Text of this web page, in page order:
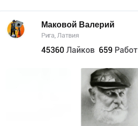
Маковой Валерий
Рига, Латвия
45360 Лайков 659 Работ